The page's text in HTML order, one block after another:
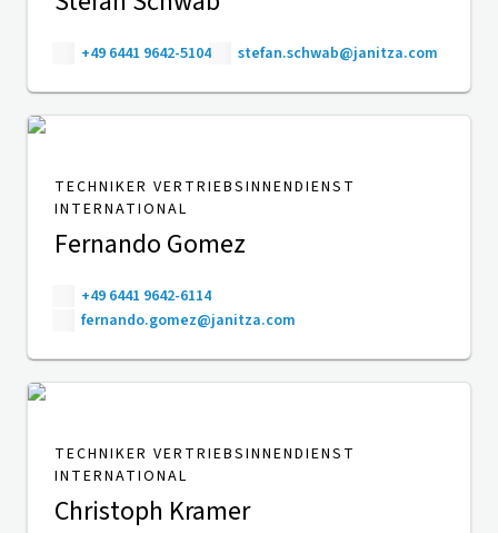
+49 6441 9642-5104 stefan.schwab@janitza.com
TECHNIKER VERTRIEBSINNENDIENST
INTERNATIONAL
Fernando Gomez
+49 6441 9642-6114
fernando.gomez@janitza.com
TECHNIKER VERTRIEBSINNENDIENST
INTERNATIONAL
Christoph Kramer